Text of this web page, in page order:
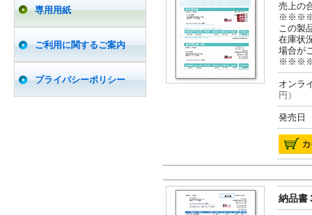
専用用紙
ご利用に関するご案内
プライバシーポリシー
売上の
この製
在庫状
場合が
オン
円）
発売日
納品書